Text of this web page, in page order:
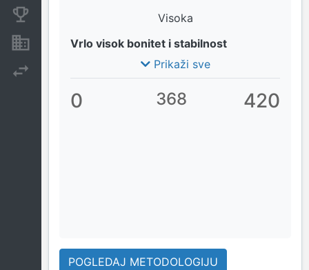
Nekretnine i imovina
Visoka
Vrlo visok bonitet i stabilnost
Prikaži sve
0 368 420
POGLEDAJ METODOLOGIJU